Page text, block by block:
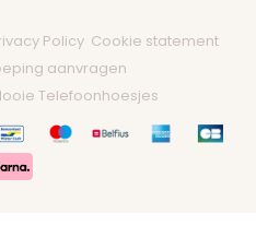
Policy Cookie statement
aanvragen
Telefoonhoesjes